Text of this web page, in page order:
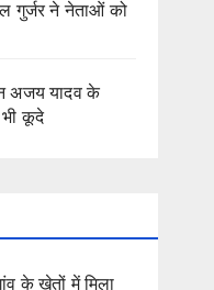
गुर्जर ने नेताओं को
अजय यादव के
भी कूदे
के खेतों में मिला